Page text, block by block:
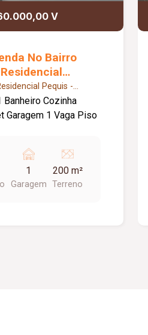
V
No Bairro
Pequis -
Garagem 1 Vaga Piso
1
Garagem
200 m²
Terreno